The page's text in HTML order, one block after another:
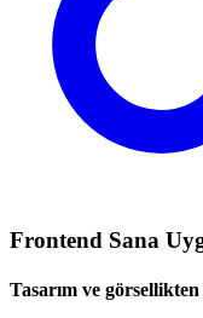
Frontend Sana
Tasarım ve